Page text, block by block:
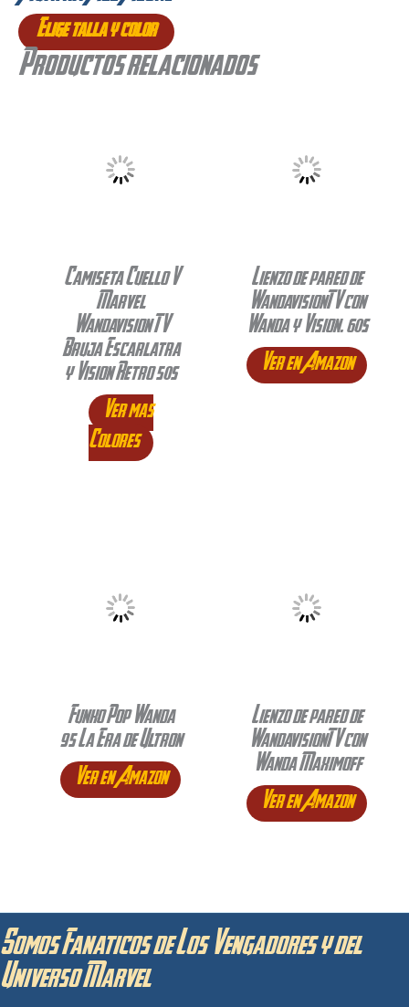
Elige talla y color
Productos relacionados
Camiseta Cuello V
Marvel
Wandavision TV
Bruja Escarlatra
y Vision Retro 50s
Ver mas
Colores
Lienzo de pared de
WandavisionTV con
Wanda y Vision. 60s
Ver en Amazon
Funko Pop Wanda
95 La Era de Ultron
Ver en Amazon
Lienzo de pared de
WandavisionTV con
Wanda Maximoff
Ver en Amazon
Somos Fanaticos de Los Vengadores y del
Universo Marvel